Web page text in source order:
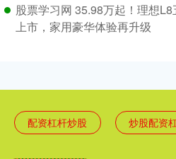
股票学习网 35.98万起！理想
上市，家用豪华体验再升级
配资杠杆炒股 炒股配资